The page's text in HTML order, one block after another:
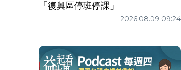
「復興區停班停課」
2026.08.09 09:24